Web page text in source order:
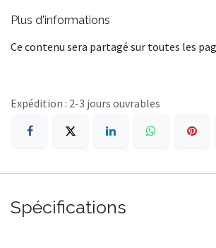
Plus d'informations
Ce contenu sera partagé sur toutes les
Expédition : 2-3 jours ouvrables
Spécifications